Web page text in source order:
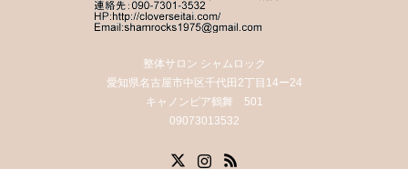
整体サロン シャムロック
愛知県名古屋市中区千代田2丁目14ー24
キャノンピア鶴舞 501
09073013532